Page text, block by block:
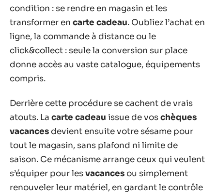
condition : se rendre en magasin et les
transformer en carte cadeau. Oubliez l’achat en
ligne, la commande à distance ou le
click&collect : seule la conversion sur place
donne accès au vaste catalogue, équipements
compris.
Derrière cette procédure se cachent de vrais
atouts. La carte cadeau issue de voschèques
vacances devient ensuite votre sésame pour
tout le magasin, sans plafond ni limite de
saison. Ce mécanisme arrange ceux qui veulent
s’équiper pour lesvacances ou simplement
renouveler leur matériel, en gardant le contrôle